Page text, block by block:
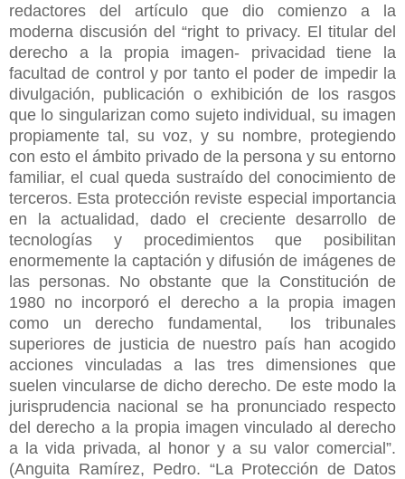
redactores del artículo que dio comienzo a la
moderna discusión del “right to privacy. El titular del
derecho a la propia imagen- privacidad tiene la
facultad de control y por tanto el poder de impedir la
divulgación, publicación o exhibición de los rasgos
que lo singularizan como sujeto individual, su imagen
propiamente tal, su voz, y su nombre, protegiendo
con esto el ámbito privado de la persona y su entorno
familiar, el cual queda sustraído del conocimiento de
terceros. Esta protección reviste especial importancia
en la actualidad, dado el creciente desarrollo de
tecnologías y procedimientos que posibilitan
enormemente la captación y difusión de imágenes de
las personas. No obstante que la Constitución de
1980 no incorporó el derecho a la propia imagen
como un derecho fundamental, los tribunales
superiores de justicia de nuestro país han acogido
acciones vinculadas a las tres dimensiones que
suelen vincularse de dicho derecho. De este modo la
jurisprudencia nacional se ha pronunciado respecto
del derecho a la propia imagen vinculado al derecho
a la vida privada, al honor y a su valor comercial”.
(Anguita Ramírez, Pedro. “La Protección de Datos